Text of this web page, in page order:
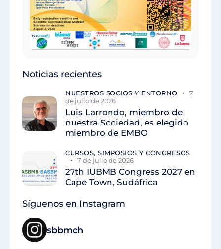
Noticias recientes
NUESTROS SOCIOS Y ENTORNO
7
de julio de 2026
Luis Larrondo, miembro de
nuestra Sociedad, es elegido
miembro de EMBO
CURSOS, SIMPOSIOS Y CONGRESOS
7 de julio de 2026
27th IUBMB Congress 2027 en
Cape Town, Sudáfrica
Síguenos en Instagram
sbbmch